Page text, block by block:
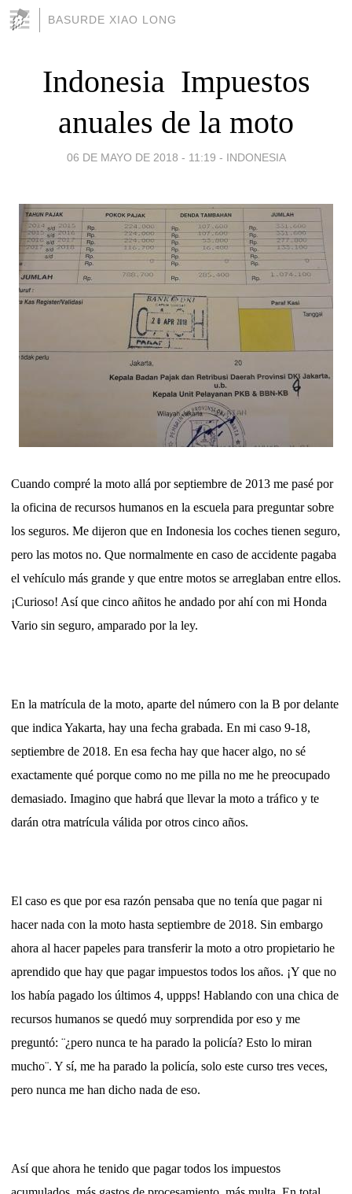
BASURDE XIAO LONG
Indonesia  Impuestos
anuales de la moto
06 DE MAYO DE 2018 - 11:19 - INDONESIA
Cuando compré la moto allá por septiembre de 2013 me pasé por
la oficina de recursos humanos en la escuela para preguntar sobre
los seguros. Me dijeron que en Indonesia los coches tienen seguro,
pero las motos no. Que normalmente en caso de accidente pagaba
el vehículo más grande y que entre motos se arreglaban entre ellos.
¡Curioso! Así que cinco añitos he andado por ahí con mi Honda
Vario sin seguro, amparado por la ley.
En la matrícula de la moto, aparte del número con la B por delante
que indica Yakarta, hay una fecha grabada. En mi caso 9-18,
septiembre de 2018. En esa fecha hay que hacer algo, no sé
exactamente qué porque como no me pilla no me he preocupado
demasiado. Imagino que habrá que llevar la moto a tráfico y te
darán otra matrícula válida por otros cinco años.
El caso es que por esa razón pensaba que no tenía que pagar ni
hacer nada con la moto hasta septiembre de 2018. Sin embargo
ahora al hacer papeles para transferir la moto a otro propietario he
aprendido que hay que pagar impuestos todos los años. ¡Y que no
los había pagado los últimos 4, uppps! Hablando con una chica de
recursos humanos se quedó muy sorprendida por eso y me
preguntó: ¨¿pero nunca te ha parado la policía? Esto lo miran
mucho¨. Y sí, me ha parado la policía, solo este curso tres veces,
pero nunca me han dicho nada de eso.
Así que ahora he tenido que pagar todos los impuestos